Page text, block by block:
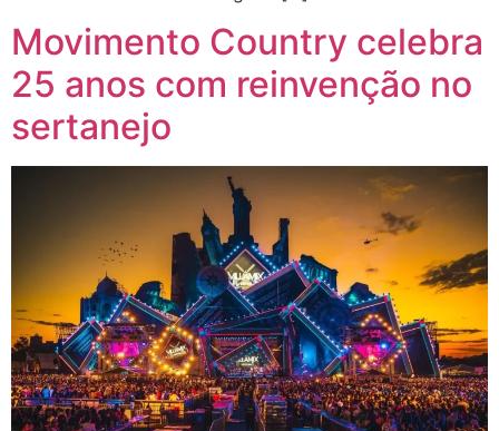
Movimento Country celebra
25 anos com reinvenção no
sertanejo